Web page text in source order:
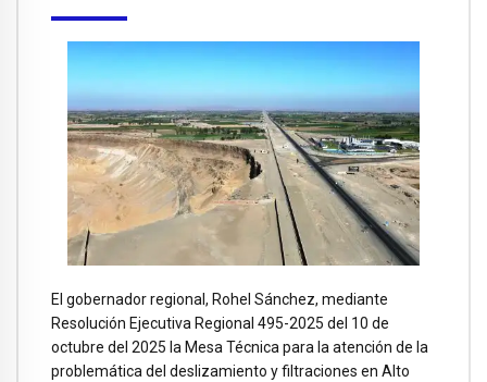
El gobernador regional, Rohel Sánchez, mediante
Resolución Ejecutiva Regional 495-2025 del 10 de
octubre del 2025 la Mesa Técnica para la atención de la
problemática del deslizamiento y filtraciones en Alto